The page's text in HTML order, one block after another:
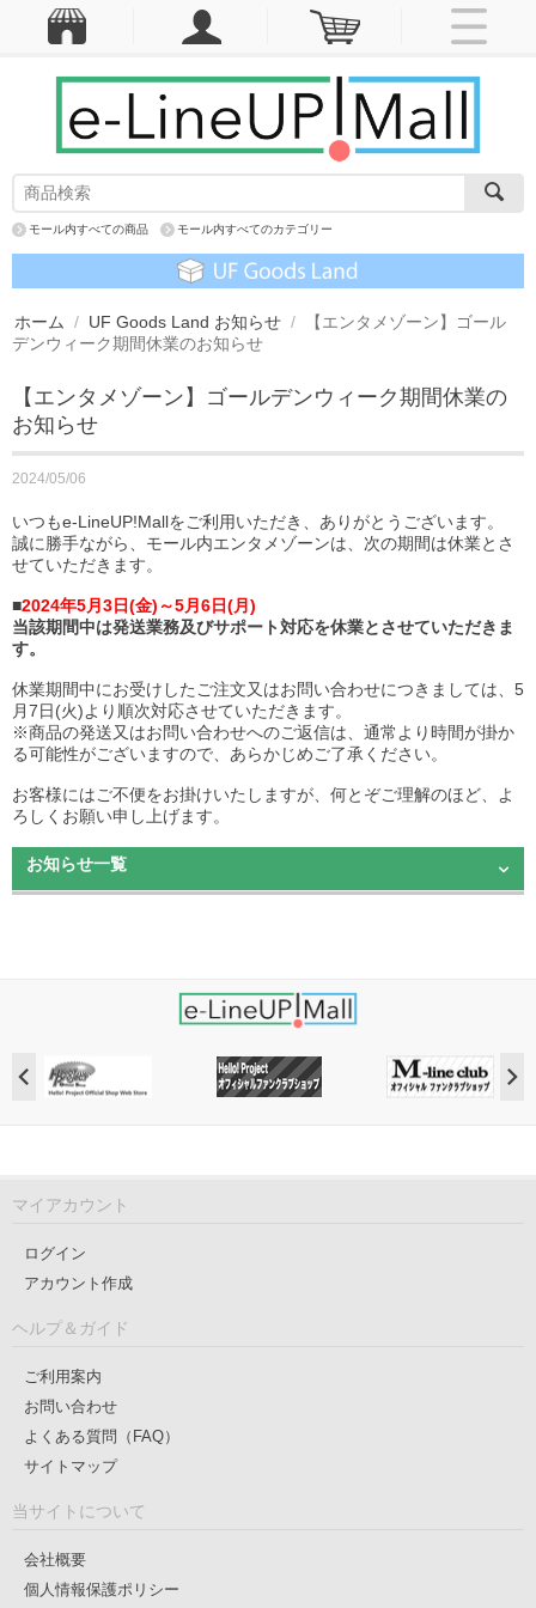
モール内すべての商品 モール内すべてのカテゴリー
ホーム / UF Goods Land お知らせ /
【エンタメゾーン】ゴール
デンウィーク期間休業のお知らせ
【エンタメゾーン】ゴールデンウィーク期間休業の
お知らせ
2024/05/06
いつもe-LineUP!Mallをご利用いただき、ありがとうございます。
誠に勝手ながら、モール内エンタメゾーンは、次の期間は休業とさ
せていただきます。
■2024年5月3日(金)～5月6日(月)
当該期間中は発送業務及びサポート対応を休業とさせていただきま
す。
休業期間中にお受けしたご注文又はお問い合わせにつきましては、5
月7日(火)より順次対応させていただきます。
※商品の発送又はお問い合わせへのご返信は、通常より時間が掛か
る可能性がございますので、あらかじめご了承ください。
お客様にはご不便をお掛けいたしますが、何とぞご理解のほど、よ
ろしくお願い申し上げます。
お知らせ一覧
マイアカウント
ログイン
アカウント作成
ヘルプ＆ガイド
ご利用案内
お問い合わせ
よくある質問（FAQ）
サイトマップ
当サイトについて
会社概要
個人情報保護ポリシー